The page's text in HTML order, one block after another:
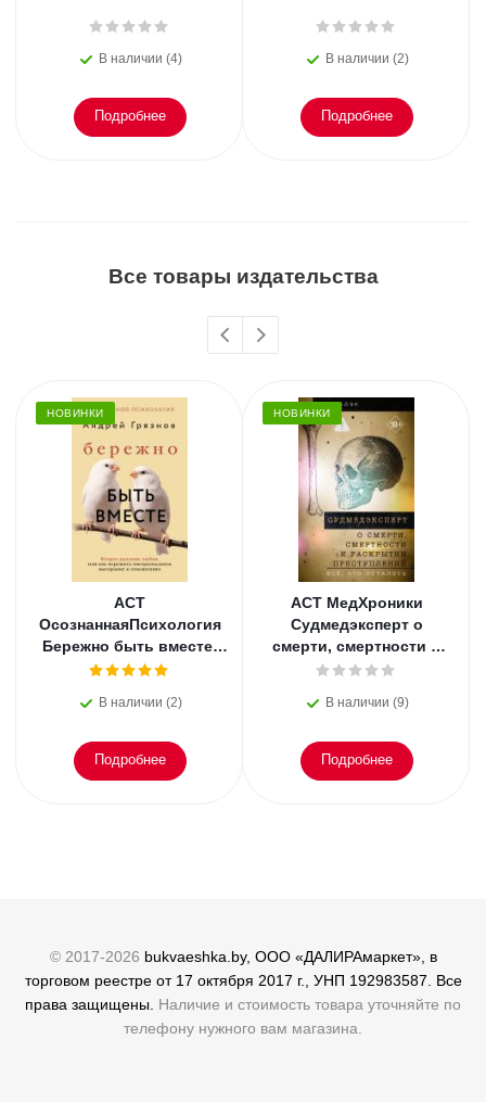
В наличии (4)
Подробнее
В наличии (2)
Подробнее
Все товары издательства
НОВИНКИ
АСТ
ОсознаннаяПсихология
Бережно быть вместе.
Второе дыхание любви,
эмоциональное
В наличии (2)
Подробнее
НОВИНКИ
АСТ МедХроники
Судмедэксперт о
смерти, смертности и
раскрытии
осталось. Блэк
В наличии (9)
Подробнее
© 2017-2026 bukvaeshka.by, ООО «ДАЛИРАмаркет», в
торговом реестре от 17 октября 2017 г., УНП 192983587. Все
права защищены. Наличие и стоимость товара уточняйте по
телефону нужного вам магазина.